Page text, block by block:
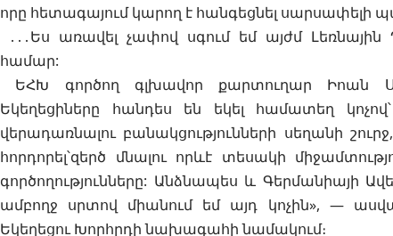
որը հետագայում կարող է հանգեցնել սարսափելի
․․․Ես առավել չափով սգում եմ այժմ
համար:
ԵՀԽ գործող գլխավոր քարտուղար Իոան
Եկեղեցիները հանդես են եկել համատեղ
վերադառնալու բանակցությունների սեղանի
հորդորել՝զերծ մնալու որևէ տեսակի
գործողությունները: Անձնապես և Գերմանիայի
ամբողջ սրտով միանում եմ այդ կոչին», —
Եկեղեցու Խորհրդի նախագահի նամակում։